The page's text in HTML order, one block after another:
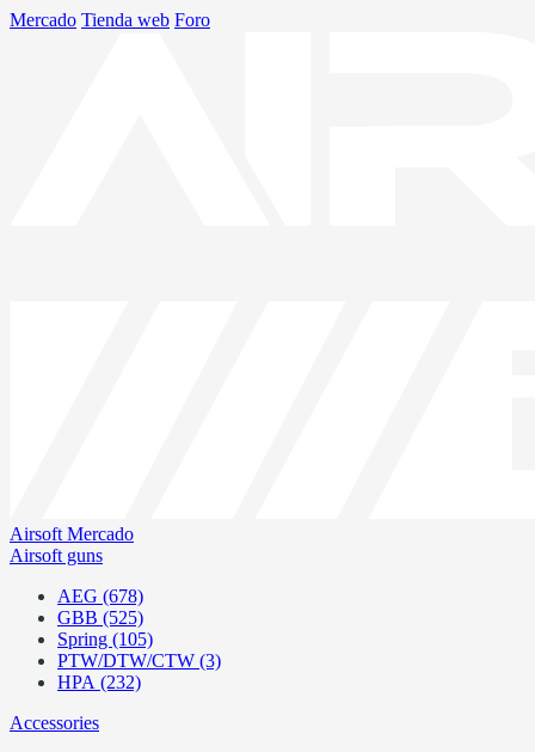
Mercado Tienda web Foro
Airsoft Mercado
Airsoft guns
AEG (678)
GBB (525)
Spring (105)
PTW/DTW/CTW (3)
HPA (232)
Accessories